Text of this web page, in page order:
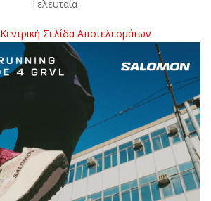
Τελευταία
Κεντρική Σελίδα Αποτελεσμάτων